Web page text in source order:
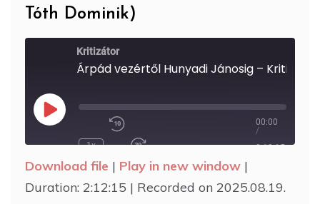
Tóth Dominik)
Kritizátor
Play
Episode
Rewind
10
Seconds
1x
Forward
30
seconds
00:00
/
2:12:15
Download file | Play in new window |
Duration: 2:12:15 | Recorded on 2025.08.19.